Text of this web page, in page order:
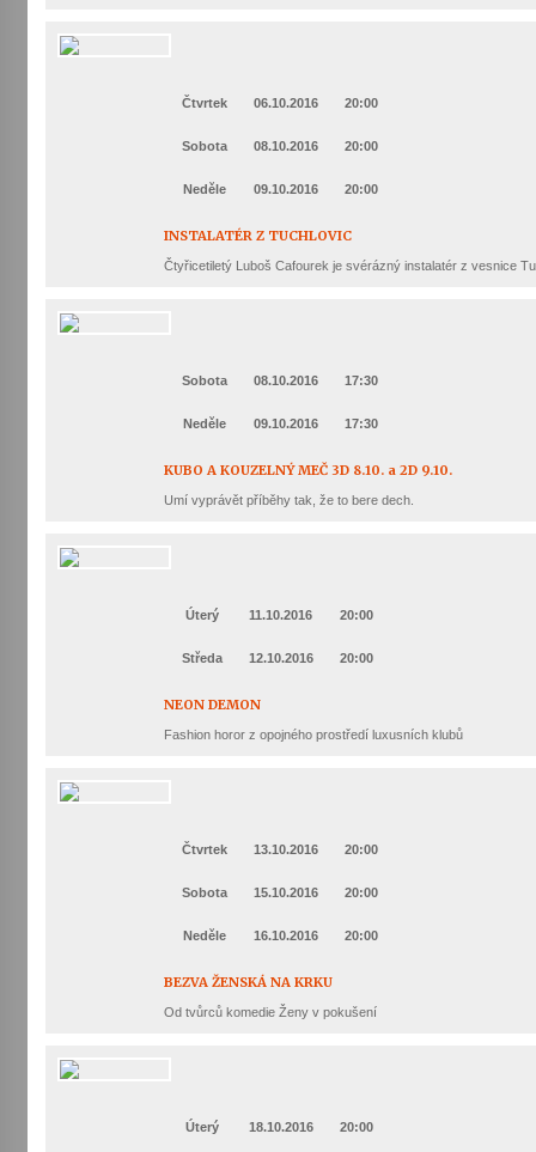
22. 7. 2026
Vysočinka
Ozvěny prázdnin
odkaz Josefa Čapka
Želiv
Petr Adamec – Malovaný svět
30. 6. 2026
Čtvrtek 06.10.2016 20:00
Sobota 08.10.2016 20:00
Neděle 09.10.2016 20:00
INSTALATÉR Z TUCHLOVIC
Čtyřicetiletý Luboš Cafourek je svérázný instalatér z vesnice
Sobota 08.10.2016 17:30
Neděle 09.10.2016 17:30
KUBO A KOUZELNÝ MEČ 3D 8.10. a 2D 9.10.
Umí vyprávět příběhy tak, že to bere dech.
Úterý 11.10.2016 20:00
Středa 12.10.2016 20:00
NEON DEMON
Fashion horor z opojného prostředí luxusních klubů
Čtvrtek 13.10.2016 20:00
Sobota 15.10.2016 20:00
Neděle 16.10.2016 20:00
BEZVA ŽENSKÁ NA KRKU
Od tvůrců komedie Ženy v pokušení
Úterý 18.10.2016 20:00